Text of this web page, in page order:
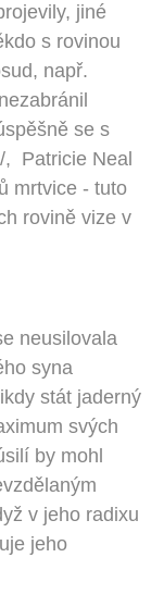
jiné
s rovinou
např.
se s
, Patricie Neal
mrtvice - tuto
rovině vize v
neusilovala
syna
stát jaderný
svých
by mohl
v jeho radixu
jeho